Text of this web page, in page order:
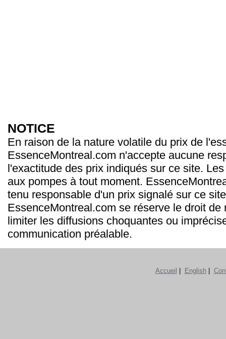
NOTICE
En raison de la nature volatile du prix de
EssenceMontreal.com n'accepte aucune
l'exactitude des prix indiqués sur ce site.
aux pompes à tout moment.
tenu responsable d'un prix signalé sur ce
EssenceMontreal.com se réserve le droit de
limiter les diffusions choquantes ou
communication préalable.
Accueil English|